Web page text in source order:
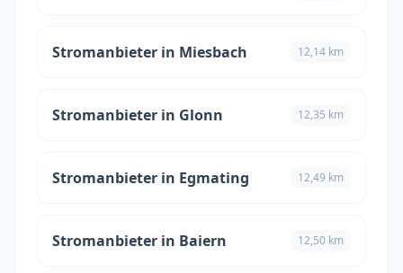
Stromanbieter in Miesbach 12,14 km
Stromanbieter in Glonn 12,35 km
Stromanbieter in Egmating 12,49 km
Stromanbieter in Baiern 12,50 km